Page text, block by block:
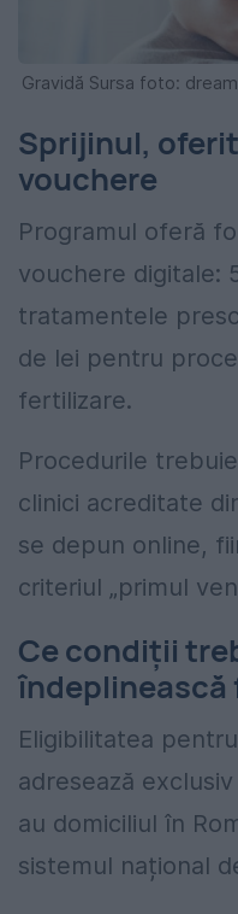
Gravidă Sursa foto:
Sprijinul,
vouchere
Programul oferă
vouchere digitale:
tratamentele
de lei pentru
fertilizare.
Procedurile
clinici acreditate
se depun online,
criteriul „primul
Ce condiții
îndeplinească
Eligibilitatea
adresează
au domiciliul în
sistemul național